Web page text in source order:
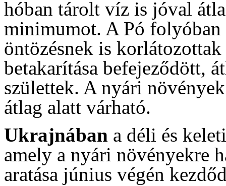
hóban tárolt víz is jóval
minimumot. A Pó
öntözésnek is
betakarítása befejeződött,
születtek. A nyári
átlag alatt várható.
Ukrajnában a déli és
amely a nyári növényekre
aratása június végén